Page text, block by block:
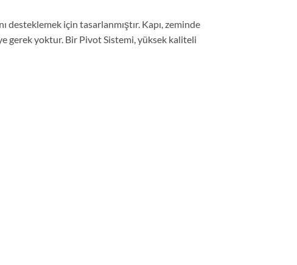
desteklemek için tasarlanmıştır. Kapı, zeminde
gerek yoktur. Bir Pivot Sistemi, yüksek kaliteli